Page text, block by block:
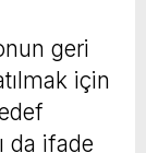
geri
için
da ifade